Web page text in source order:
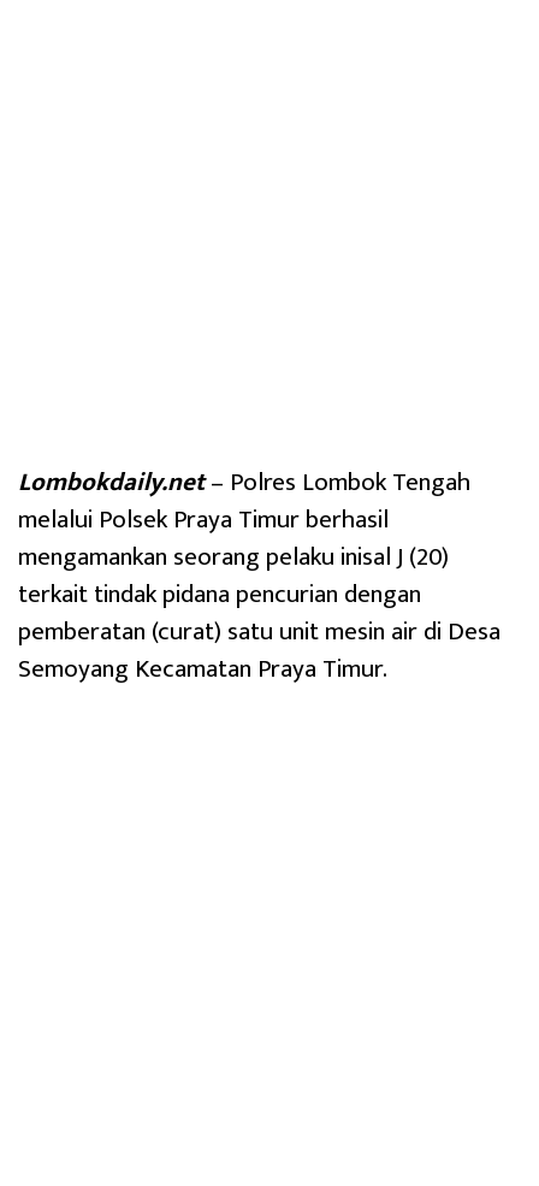
Lombokdaily.net– Polres Lombok Tengah
melalui Polsek Praya Timur berhasil
mengamankan seorang pelaku inisal J (20)
terkait tindak pidana pencurian dengan
pemberatan (curat) satu unit mesin air di Desa
Semoyang Kecamatan Praya Timur.